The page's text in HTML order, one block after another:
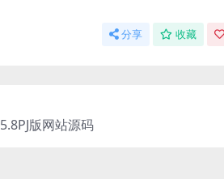
分享 收藏
版网站源码